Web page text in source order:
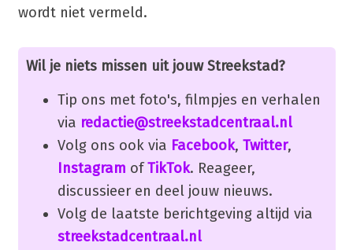
wordt niet vermeld.
Wil je niets missen uit jouw Streekstad?
Tip ons met foto's, filmpjes en verhalen
via redactie@streekstadcentraal.nl
Volg ons ook via Facebook, Twitter,
Instagram ofTikTok. Reageer,
discussieer en deel jouw nieuws.
Volg de laatste berichtgeving altijd via
streekstadcentraal.nl